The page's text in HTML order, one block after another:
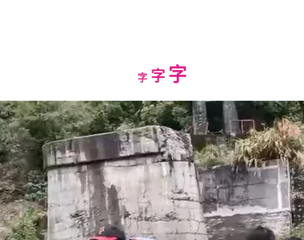
字Decrease
size.
字Reset
size.
字Increase
font
size.